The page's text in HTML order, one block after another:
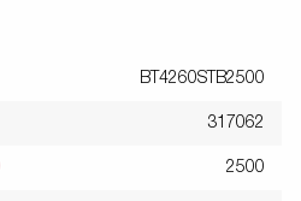
BT4260STB2500
317062
2500